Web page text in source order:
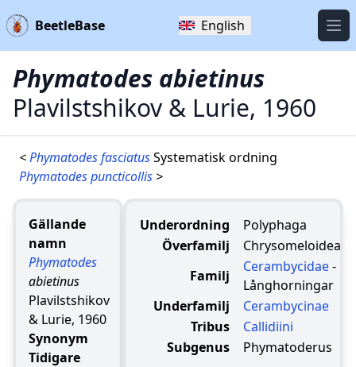
BeetleBase English
Phymatodes abietinus
Plavilstshikov & Lurie, 1960
<Phymatodes fasciatusSystematisk ordning
Phymatodes puncticollis >
Gällande
namn
Phymatodes
abietinus
Plavilstshikov
& Lurie, 1960
Synonym
Tidigare
Underordning
Polyphaga
Överfamilj
Chrysomeloidea
Familj
Cerambycidae-
Långhorningar
Underfamilj
Cerambycinae
Tribus
Callidiini
Subgenus
Phymatoderus